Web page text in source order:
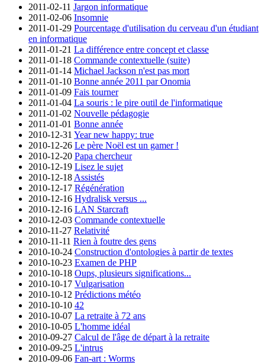
2011-02-11 Jargon informatique
2011-02-06 Insomnie
2011-01-29 Pourcentage d'utilisation du cerveau d'un étudiant
en informatique
2011-01-21 La différence entre concept et classe
2011-01-18 Commande contextuelle (suite)
2011-01-14 Michael Jackson n'est pas mort
2011-01-10 Bonne année 2011 par Onomia
2011-01-09 Fais tourner
2011-01-04 La souris : le pire outil de l'informatique
2011-01-02 Nouvelle pédagogie
2011-01-01 Bonne année
2010-12-31 Year new happy: true
2010-12-26 Le père Noël est un gamer !
2010-12-20 Papa chercheur
2010-12-19 Lisez le sujet
2010-12-18 Assistés
2010-12-17 Régénération
2010-12-16 Hydralisk versus ...
2010-12-16 LAN Starcraft
2010-12-03 Commande contextuelle
2010-11-27 Relativité
2010-11-11 Rien à foutre des gens
2010-10-24 Construction d'ontologies à partir de textes
2010-10-23 Examen de PHP
2010-10-18 Oups, plusieurs significations...
2010-10-17 Vulgarisation
2010-10-12 Prédictions météo
2010-10-10 42
2010-10-07 La retraite à 72 ans
2010-10-05 L'homme idéal
2010-09-27 Calcul de l'âge de départ à la retraite
2010-09-25 L'intrus
2010-09-06 Fan-art : Worms